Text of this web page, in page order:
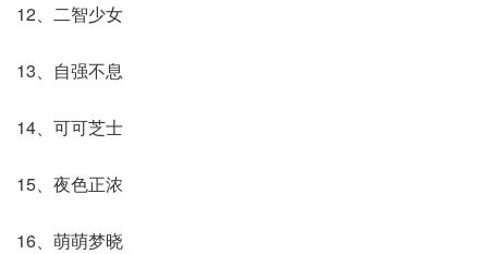
12、二智少女
13、自强不息
14、可可芝士
15、夜色正浓
16、萌萌梦晓